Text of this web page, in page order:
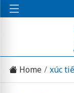
Home xúc